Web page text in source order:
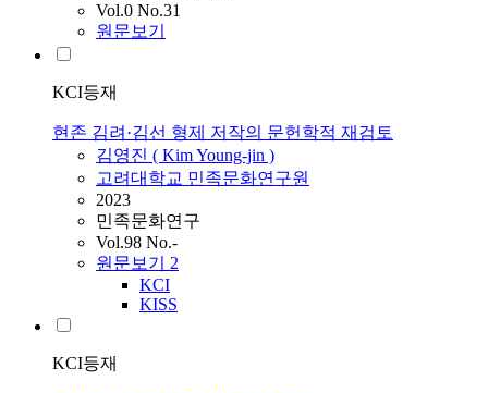
Vol.0 No.31
원문보기
KCI등재
현존 김려·김선 형제 저작의 문헌학적 재검토
김영진 ( KimYoung-jin )
고려대학교 민족문화연구원
2023
민족문화연구
Vol.98 No.-
원문보기 2
KCI
KISS
KCI등재